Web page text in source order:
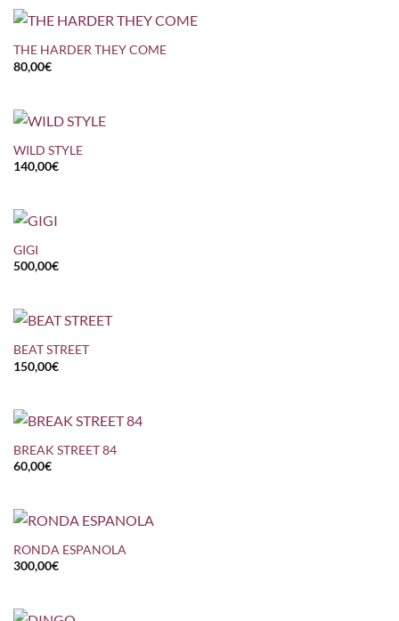
THE HARDER THEY COME
80,00€
WILD STYLE
140,00€
GIGI
500,00€
BEAT STREET
150,00€
BREAK STREET 84
60,00€
RONDA ESPANOLA
300,00€